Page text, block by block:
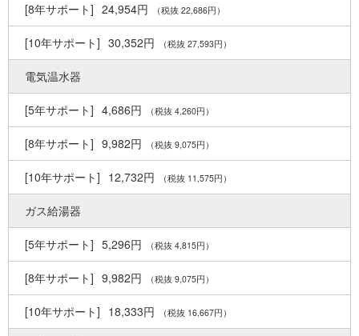
24,954円 （税抜 22,686円）
30,352円 （税抜 27,593円）
電気温水器
4,686円 （税抜 4,260円）
9,982円 （税抜 9,075円）
12,732円 （税抜 11,575円）
ガス給湯器
5,296円 （税抜 4,815円）
9,982円 （税抜 9,075円）
18,333円 （税抜 16,667円）